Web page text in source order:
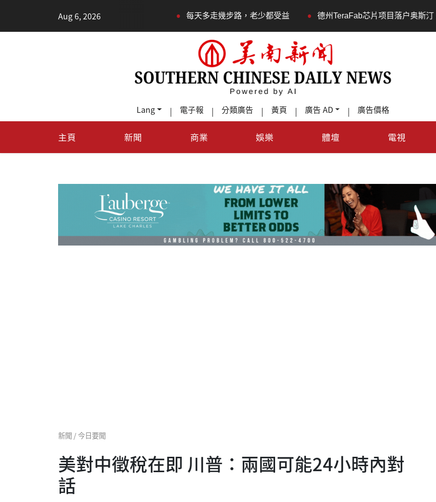
Aug 6, 2026 每天多走幾步路，老少都受益 • 德州TeraFab芯片项目落户奥斯汀 马斯克宣布
Lang | 電子報 | 分類廣告 | 黃頁 | 廣告 AD | 廣告價格
主頁 新聞 商業 娛樂 體壇 電視
新聞 / 今日要聞
美對中徵稅在即 川普：兩國可能24小時內對
話